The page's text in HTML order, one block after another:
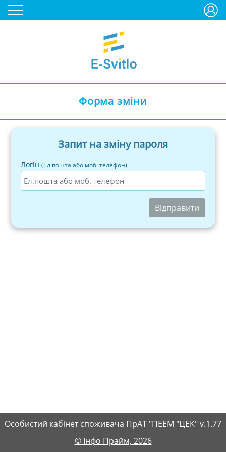
Форма зміни
Запит на зміну пароля
Логін (Ел.пошта або моб. телефон)
Відправити
Особистий кабінет споживача ПрАТ "ПЕЕМ "ЦЕК" v.1.77
© Інфо Прайм, 2026